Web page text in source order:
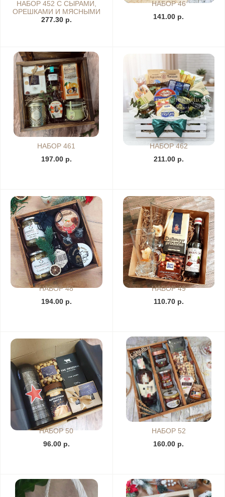
НАБОР 452 С СЫРАМИ,
ОРЕШКАМИ И МЯСНЫМИ
ДЕЛИКАТЕСАМИ
277.30 р.
НАБОР 46
141.00 р.
НАБОР 461
197.00 р.
НАБОР 462
211.00 р.
НАБОР 48
194.00 р.
НАБОР 49
110.70 р.
НАБОР 50
96.00 р.
НАБОР 52
160.00 р.